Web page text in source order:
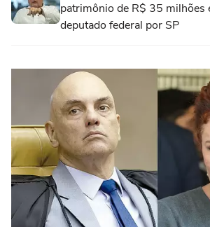
patrimônio de R$ 35 milhões
deputado federal por SP